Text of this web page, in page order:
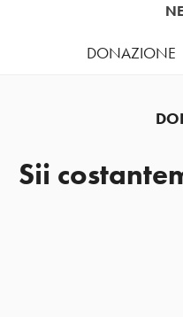
DONAZIONE
Sii